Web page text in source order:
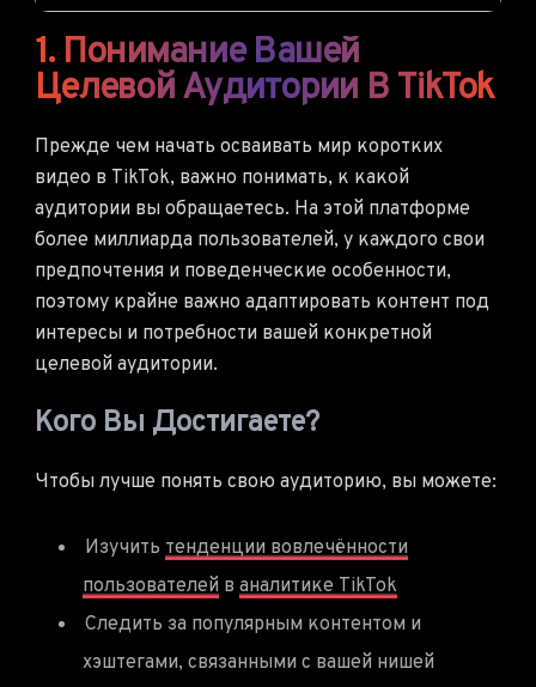
1. Понимание Вашей
Целевой Аудитории В TikTok
Прежде чем начать осваивать мир коротких
видео в TikTok, важно понимать, к какой
аудитории вы обращаетесь. На этой платформе
более миллиарда пользователей, у каждого свои
предпочтения и поведенческие особенности,
поэтому крайне важно адаптировать контент под
интересы и потребности вашей конкретной
целевой аудитории.
Кого Вы Достигаете?
Чтобы лучше понять свою аудиторию, вы можете:
Изучить тенденции вовлечённости
пользователей в аналитике TikTok
Следить за популярным контентом и
хэштегами, связанными с вашей нишей